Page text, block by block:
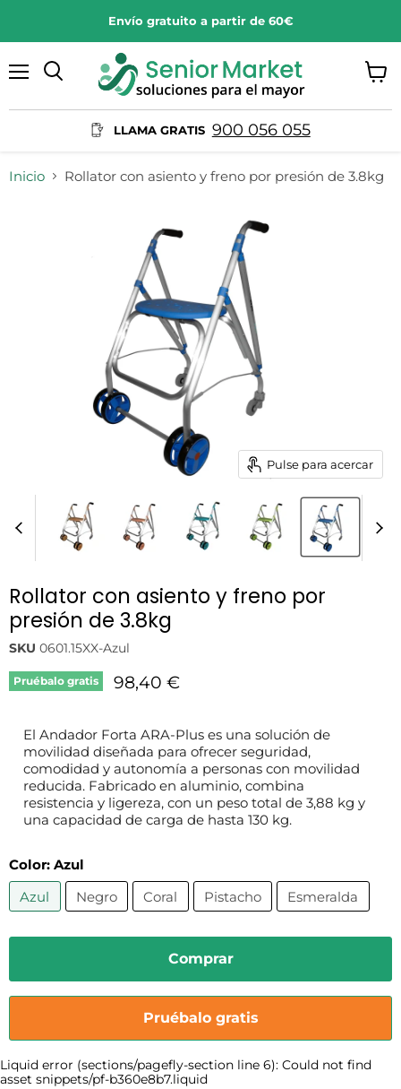
Envío gratuito a partir de 60€
LLAMA GRATIS 900 056 055
Inicio Rollator con asiento y freno por presión de 3.8kg
Pulse para acercar
Rollator con asiento y freno por
presión de 3.8kg
SKU 0601.15XX-Azul
Pruébalo gratis Precio actual
98,40 €
El Andador Forta ARA-Plus es una solución de
movilidad diseñada para ofrecer seguridad,
comodidad y autonomía a personas con movilidad
reducida. Fabricado en aluminio, combina
resistencia y ligereza, con un peso total de 3,88 kg y
una capacidad de carga de hasta 130 kg.
Color: Azul
Azul
Negro Coral Pistacho Esmeralda
Comprar
Pruébalo gratis
Liquid error (sections/pagefly-section line 6): Could not find
asset snippets/pf-b360e8b7.liquid